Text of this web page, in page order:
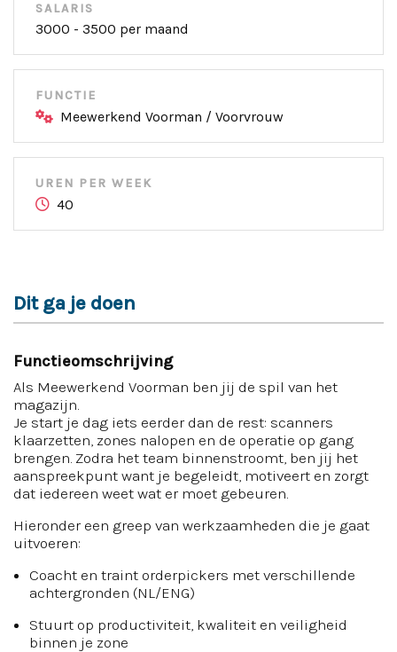
SALARIS
3000 - 3500 per maand
FUNCTIE
Meewerkend Voorman / Voorvrouw
UREN PER WEEK
40
Dit ga je doen
Functieomschrijving
Als Meewerkend Voorman ben jij de spil van het
magazijn.
Je start je dag iets eerder dan de rest: scanners
klaarzetten, zones nalopen en de operatie op gang
brengen. Zodra het team binnenstroomt, ben jij het
aanspreekpunt want je begeleidt, motiveert en zorgt
dat iedereen weet wat er moet gebeuren.
Hieronder een greep van werkzaamheden die je gaat
uitvoeren:
Coacht en traint orderpickers met verschillende
achtergronden (NL/ENG)
Stuurt op productiviteit, kwaliteit en veiligheid
binnen je zone